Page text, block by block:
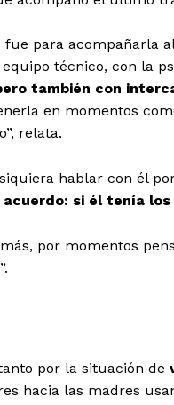
para acompañarla
técnico, con la
también con
en momentos
relata.
hablar con él
si él tenía
por momentos
por la situación de
hacia las madres